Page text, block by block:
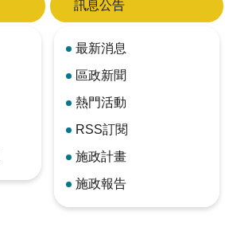
訊息公告
最新消息
區政新聞
熱門活動
RSS訂閱
施政計畫
施政報告